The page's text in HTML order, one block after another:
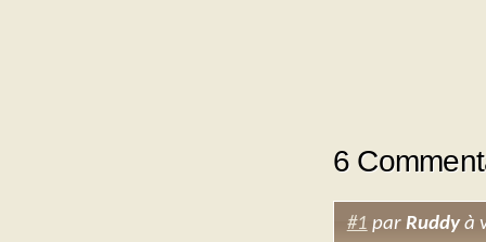
6
#1 par Ruddyà